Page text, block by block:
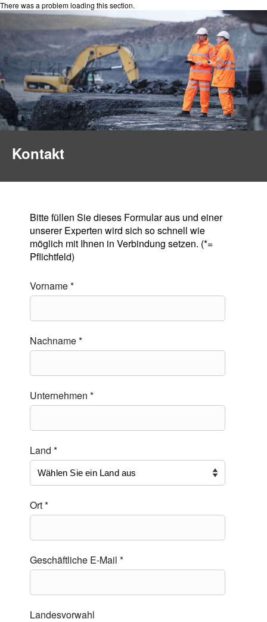
There was a problem loading this section.
Kontakt
Bitte füllen Sie dieses Formular aus und einer
unserer Experten wird sich so schnell wie
möglich mit Ihnen in Verbindung setzen. (*=
Pflichtfeld)
Vorname *
Nachname *
Unternehmen *
Land *
Ort *
Geschäftliche E-Mail *
Landesvorwahl